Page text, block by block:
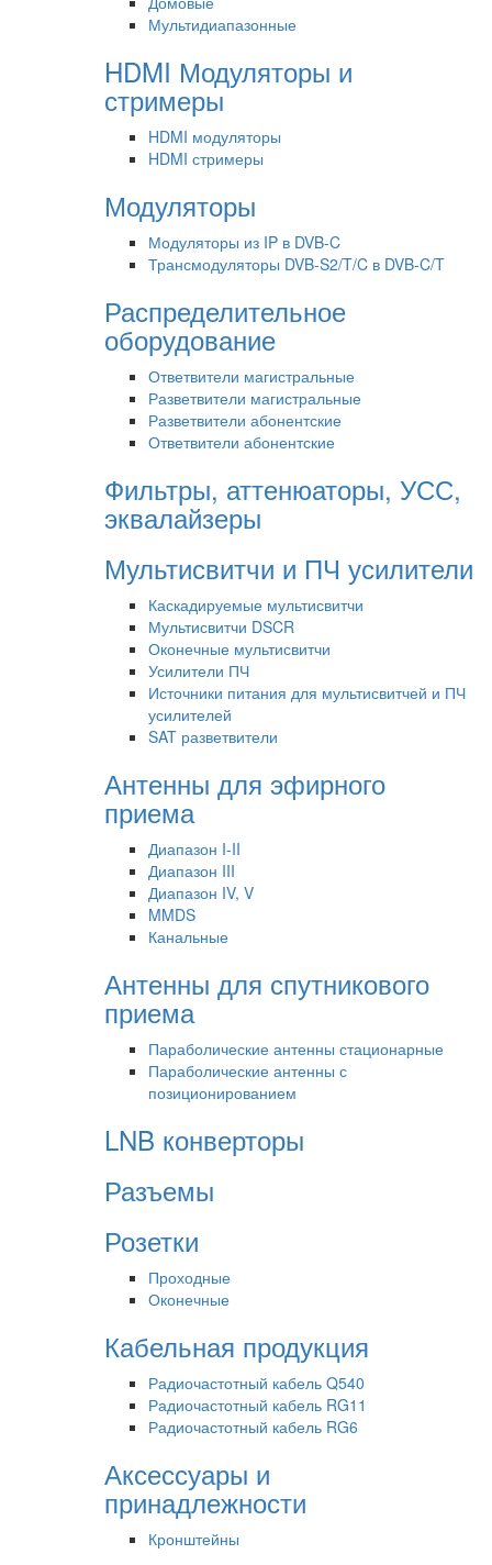
Мультидиапазонные
HDMI Модуляторы и
стримеры
HDMI модуляторы
HDMI стримеры
Модуляторы
Модуляторы из IP в DVB-C
Трансмодуляторы DVB-S2/T/C в DVB-C/T
Распределительное
оборудование
Ответвители магистральные
Разветвители магистральные
Разветвители абонентские
Ответвители абонентские
Фильтры, аттенюаторы, УСС,
эквалайзеры
Мультисвитчи и ПЧ усилители
Каскадируемые мультисвитчи
Мультисвитчи DSCR
Оконечные мультисвитчи
Усилители ПЧ
Источники питания для мультисвитчей и ПЧ
усилителей
SAT разветвители
Антенны для эфирного
приема
Диапазон I-II
Диапазон III
Диапазон IV, V
MMDS
Канальные
Антенны для спутникового
приема
Параболические антенны стационарные
Параболические антенны с
позиционированием
LNB конверторы
Разъемы
Розетки
Проходные
Оконечные
Кабельная продукция
Радиочастотный кабель Q540
Радиочастотный кабель RG11
Радиочастотный кабель RG6
Аксессуары и
принадлежности
Кронштейны